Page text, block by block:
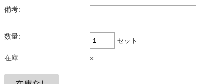
備考:
数量:
セット
在庫: ×